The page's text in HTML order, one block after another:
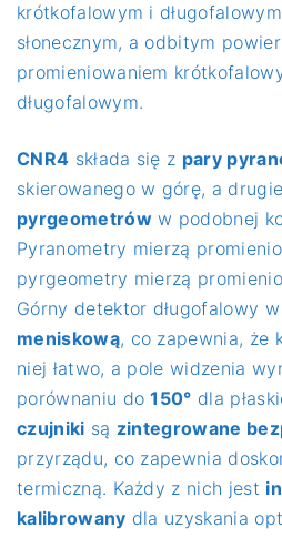
krótkofalowym i
słonecznym, a odbitym
promieniowaniem
długofalowym.
CNR4 składa się z pary
skierowanego w górę, a
pyrgeometróww podobnej
Pyranometry mierzą
pyrgeometry mierzą
Górny detektor długofalowy
meniskową, co zapewnia, że
niej łatwo, a pole widzenia
porównaniu do150° dla
czujniki są zintegrowane
przyrządu, co zapewnia
termiczną. Każdy z nich jest
kalibrowany dla uzyskania